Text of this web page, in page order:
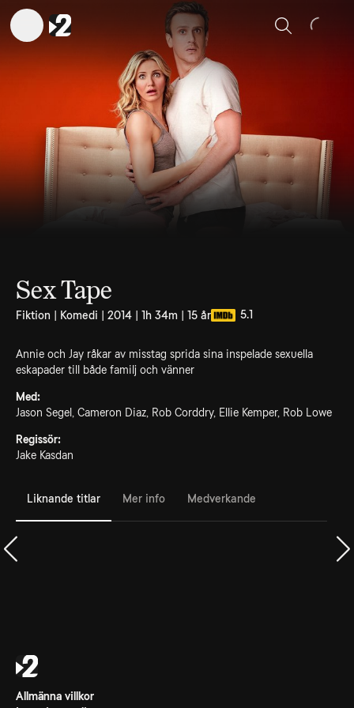
Sök
Sex Tape
Fiktion | Komedi | 2014 | 1h 34m | 15 år 5.1
Annie och Jay råkar av misstag sprida sina inspelade sexuella
eskapader till både familj och vänner
Med:
Jason Segel, Cameron Diaz, Rob Corddry, Ellie Kemper, Rob Lowe
Regissör:
Jake Kasdan
Liknande titlar Mer info Medverkande
Allmänna villkor